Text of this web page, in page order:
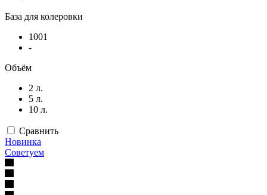
База для колеровки
1001
-
Объём
2 л.
5 л.
10 л.
Сравнить
Новинка
Советуем